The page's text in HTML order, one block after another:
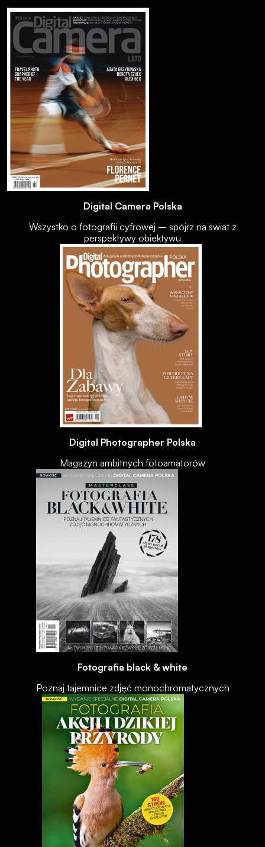
Digital Camera Polska
Wszystko o fotografii cyfrowej – spójrz na świat z
perspektywy obiektywu
Digital Photographer Polska
Magazyn ambitnych fotoamatorów
Fotografia black & white
Poznaj tajemnice zdjęć monochromatycznych